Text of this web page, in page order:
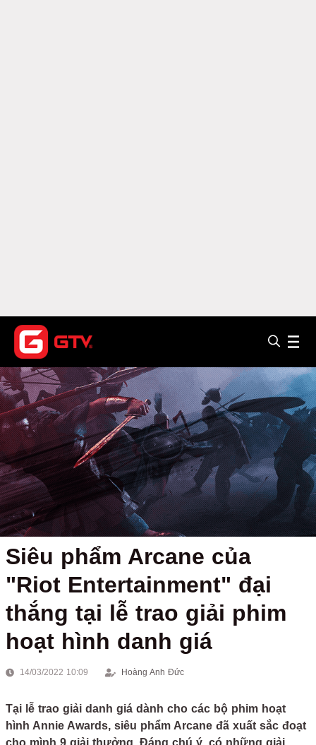
Siêu phẩm Arcane của
"Riot Entertainment" đại
thắng tại lễ trao giải phim
hoạt hình danh giá
14/03/2022 10:09 Hoàng Anh Đức
Tại lễ trao giải danh giá dành cho các bộ phim hoạt
hình Annie Awards, siêu phẩm Arcane đã xuất sắc đoạt
cho mình 9 giải thưởng. Đáng chú ý, có những giải